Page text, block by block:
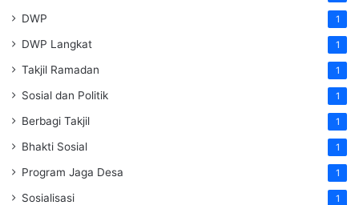
DWP 1
DWP Langkat 1
Takjil Ramadan 1
Sosial dan Politik 1
Berbagi Takjil 1
Bhakti Sosial 1
Program Jaga Desa 1
Sosialisasi 1